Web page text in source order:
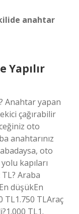
anahtar
Yapılır
Anahtar yapan
çağırabilir
oto
anahtarınız
oto
kapıları
TL? Araba
düşükEn
TL1.750 TLAraç
TL1.